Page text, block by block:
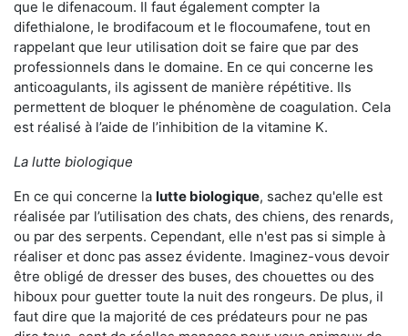
que le difenacoum. Il faut également compter la
difethialone, le brodifacoum et le flocoumafene, tout en
rappelant que leur utilisation doit se faire que par des
professionnels dans le domaine. En ce qui concerne les
anticoagulants, ils agissent de manière répétitive. Ils
permettent de bloquer le phénomène de coagulation. Cela
est réalisé à l’aide de l’inhibition de la vitamine K.
La lutte biologique
En ce qui concerne la lutte biologique, sachez qu'elle est
réalisée par l’utilisation des chats, des chiens, des renards,
ou par des serpents. Cependant, elle n'est pas si simple à
réaliser et donc pas assez évidente. Imaginez-vous devoir
être obligé de dresser des buses, des chouettes ou des
hiboux pour guetter toute la nuit des rongeurs. De plus, il
faut dire que la majorité de ces prédateurs pour ne pas